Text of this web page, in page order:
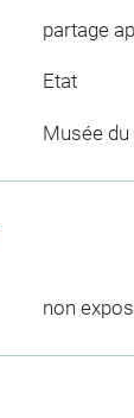
partage
Etat
Musée
non